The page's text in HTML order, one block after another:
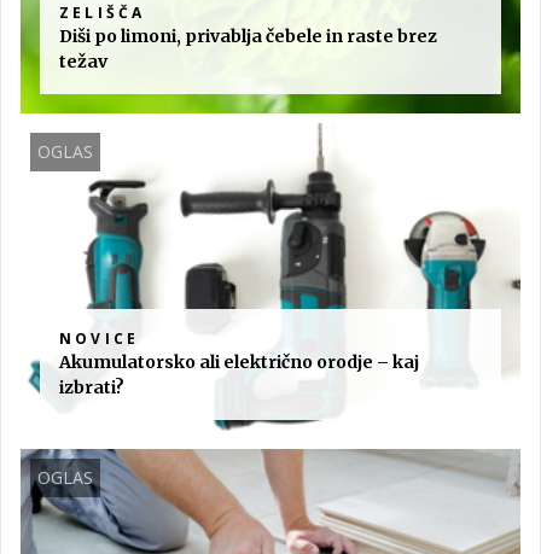
ZELIŠČA
Diši po limoni, privablja čebele in raste brez
težav
OGLAS
NOVICE
Akumulatorsko ali električno orodje – kaj
izbrati?
OGLAS